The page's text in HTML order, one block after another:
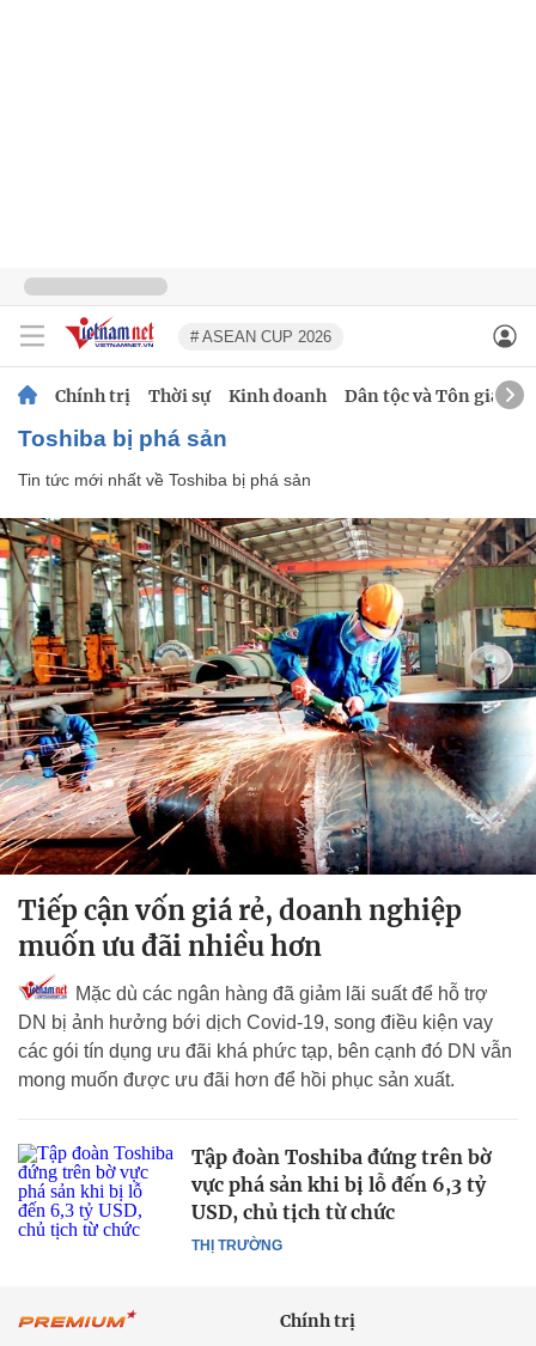
# ASEAN CUP 2026
Chính trị Thời sự Kinh doanh Dân tộc và Tôn giáo
Toshiba bị phá sản
Tin tức mới nhất về Toshiba bị phá sản
Tiếp cận vốn giá rẻ, doanh nghiệp
muốn ưu đãi nhiều hơn
Mặc dù các ngân hàng đã giảm lãi suất để hỗ trợ
DN bị ảnh hưởng bới dịch Covid-19, song điều kiện vay
các gói tín dụng ưu đãi khá phức tạp, bên cạnh đó DN vẫn
mong muốn được ưu đãi hơn để hồi phục sản xuất.
THỊ TRƯỜNG
Tập đoàn Toshiba đứng trên bờ
vực phá sản khi bị lỗ đến 6,3 tỷ
USD, chủ tịch từ chức
Chính trị